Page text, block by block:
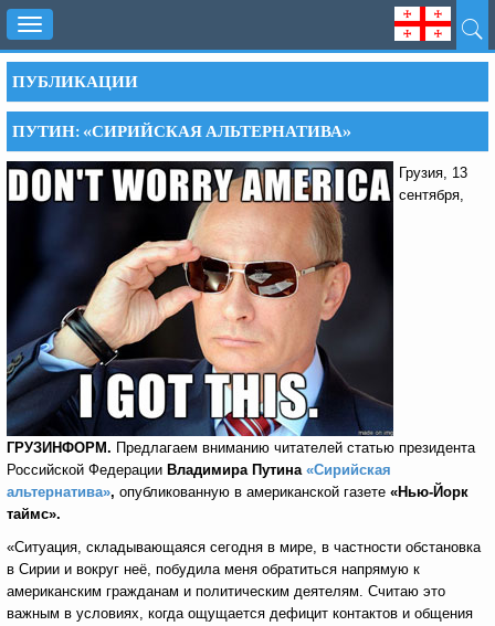
Toggle
navigation
ПУБЛИКАЦИИ
ПУТИН: «СИРИЙСКАЯ АЛЬТЕРНАТИВА»
Грузия, 13
сентября,
ГРУЗИНФОРМ. Предлагаем вниманию читателей статью президента
Российской Федерации Владимира Путина «Сирийская
альтернатива», опубликованную в американской газете «Нью-Йорк
таймс».
«Ситуация, складывающаяся сегодня в мире, в частности обстановка
в Сирии и вокруг неё, побудила меня обратиться напрямую к
американским гражданам и политическим деятелям. Считаю это
важным в условиях, когда ощущается дефицит контактов и общения